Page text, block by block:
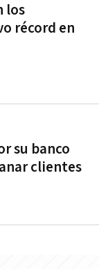
los
récord en
su banco
clientes